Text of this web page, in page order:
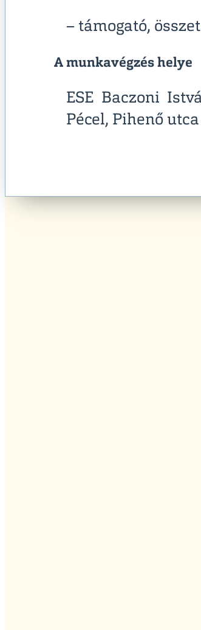
– támogató,
A munkavégzés helye
ESE Baczoni
Pécel, Pihenő utca